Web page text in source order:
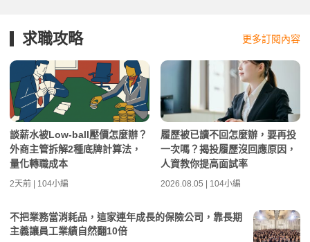
求職攻略 更多訂閱內容
談薪水被Low-ball壓價怎麼辦？
外商主管拆解2種底牌計算法，
量化轉職成本
2天前 | 104小編
履歷被已讀不回怎麼辦，要再投
一次嗎？揭投履歷沒回應原因，
人資教你提高面試率
2026.08.05 | 104小編
不把業務當消耗品，這家連年成長的保險公司，靠長期
主義讓員工業績自然翻10倍